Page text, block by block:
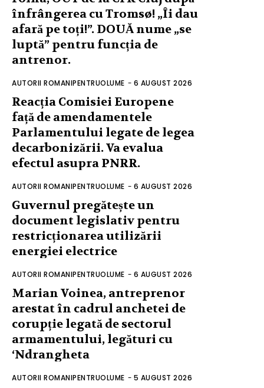
înfrângerea cu Tromsø! „Îi dau
afară pe toți!”. DOUĂ nume „se
luptă” pentru funcția de
antrenor.
AUTORII ROMANIPENTRUOLUME - 6 AUGUST 2026
Reacția Comisiei Europene
față de amendamentele
Parlamentului legate de legea
decarbonizării. Va evalua
efectul asupra PNRR.
AUTORII ROMANIPENTRUOLUME - 6 AUGUST 2026
Guvernul pregătește un
document legislativ pentru
restricționarea utilizării
energiei electrice
AUTORII ROMANIPENTRUOLUME - 6 AUGUST 2026
Marian Voinea, antreprenor
arestat în cadrul anchetei de
corupție legată de sectorul
armamentului, legături cu
‘Ndrangheta
AUTORII ROMANIPENTRUOLUME - 5 AUGUST 2026